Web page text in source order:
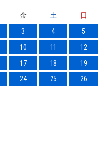
金 土
日
3 4
5
10 11
12
17 18
19
24 25
26